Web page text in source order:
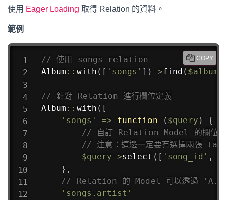
使用 Eager Loading 取得 Relation 的資料。
範例
// 使用 songs relation
Album :: with ( [ 'songs' ] ) ->find (
// 針對 Relation 進行欄位定義
Album :: with ( [
'songs'
=> function ( $query )
{
// 自訂 Relation Model 的欄位
// 注意：這邊一定要有選擇兩張
$query->select ( [ 'song_id' ,
} ,
// Relation 的 Model 可以透過 'A.B'
'songs.artist'
COPY